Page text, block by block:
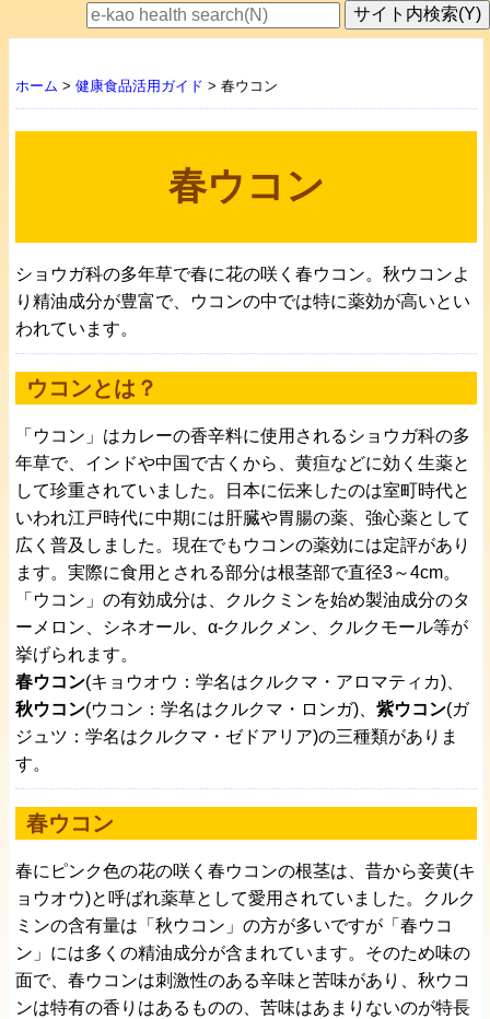
ホーム > 健康食品活用ガイド > 春ウコン
春ウコン
ショウガ科の多年草で春に花の咲く春ウコン。秋ウコンよ
り精油成分が豊富で、ウコンの中では特に薬効が高いとい
われています。
ウコンとは？
「ウコン」はカレーの香辛料に使用されるショウガ科の多
年草で、インドや中国で古くから、黄疸などに効く生薬と
して珍重されていました。日本に伝来したのは室町時代と
いわれ江戸時代に中期には肝臓や胃腸の薬、強心薬として
広く普及しました。現在でもウコンの薬効には定評があり
ます。実際に食用とされる部分は根茎部で直径3～4cm。
「ウコン」の有効成分は、クルクミンを始め製油成分のタ
ーメロン、シネオール、α-クルクメン、クルクモール等が
挙げられます。
春ウコン(キョウオウ：学名はクルクマ・アロマティカ)、
秋ウコン(ウコン：学名はクルクマ・ロンガ)、 紫ウコン(ガ
ジュツ：学名はクルクマ・ゼドアリア)の三種類がありま
す。
春ウコン
春にピンク色の花の咲く春ウコンの根茎は、昔から妾黄(キ
ョウオウ)と呼ばれ薬草として愛用されていました。クルク
ミンの含有量は「秋ウコン」の方が多いですが「春ウコ
ン」には多くの精油成分が含まれています。そのため味の
面で、春ウコンは刺激性のある辛味と苦味があり、秋ウコ
ンは特有の香りはあるものの、苦味はあまりないのが特長